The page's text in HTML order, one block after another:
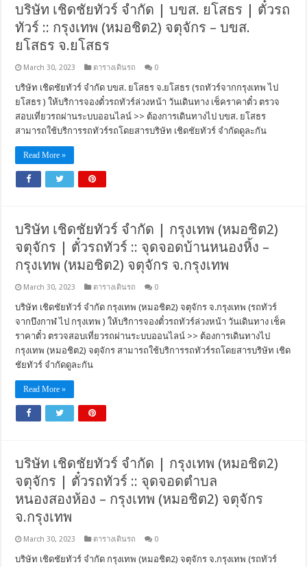
บริษัท เชิดชัยทัวร์ จำกัด | บขส. ยโสธร | ตั๋วรถ
ทัวร์ :: กรุงเทพ (หมอชิต2) จตุจักร – บขส.
ยโสธร จ.ยโสธร
March 30, 2023 ตารางเดินรถ 0
บริษัท เชิดชัยทัวร์ จำกัด บขส. ยโสธร จ.ยโสธร (รถทัวร์จากกรุงเทพ ไป
ยโสธร ) ให้บริการจองตั๋วรถทัวร์ล่วงหน้า วันเดินทาง เช็คราคาตั๋ว ตรวจ
สอบเที่ยวรถผ่านระบบออนไลน์ >> ต้องการเดินทางไป บขส. ยโสธร
สามารถใช้บริการรถทัวร์รถโดยสารบริษัท เชิดชัยทัวร์ จำกัดดูละกัน
Read More »
บริษัท เชิดชัยทัวร์ จำกัด | กรุงเทพ (หมอชิต2)
จตุจักร | ตั๋วรถทัวร์ :: จุดจอดบ้านหนองหิ้ง –
กรุงเทพ (หมอชิต2) จตุจักร จ.กรุงเทพ
March 30, 2023 ตารางเดินรถ 0
บริษัท เชิดชัยทัวร์ จำกัด กรุงเทพ (หมอชิต2) จตุจักร จ.กรุงเทพ (รถทัวร์
จากบึงกาฬ ไป กรุงเทพ ) ให้บริการจองตั๋วรถทัวร์ล่วงหน้า วันเดินทาง เช็ค
ราคาตั๋ว ตรวจสอบเที่ยวรถผ่านระบบออนไลน์ >> ต้องการเดินทางไป
กรุงเทพ (หมอชิต2) จตุจักร สามารถใช้บริการรถทัวร์รถโดยสารบริษัท เชิด
ชัยทัวร์ จำกัดดูละกัน
Read More »
บริษัท เชิดชัยทัวร์ จำกัด | กรุงเทพ (หมอชิต2)
จตุจักร | ตั๋วรถทัวร์ :: จุดจอดตำบล
หนองสองห้อง – กรุงเทพ (หมอชิต2) จตุจักร
จ.กรุงเทพ
March 30, 2023 ตารางเดินรถ 0
บริษัท เชิดชัยทัวร์ จำกัด กรุงเทพ (หมอชิต2) จตุจักร จ.กรุงเทพ (รถทัวร์